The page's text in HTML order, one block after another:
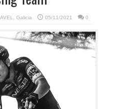
Galicia 05/11/2021 0